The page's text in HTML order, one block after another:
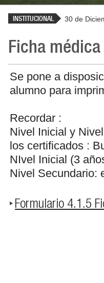
INSTITUCIONAL 30 de
Ficha
Se pone a
alumno para
Recordar :
Nivel Inicial y
los certificados :
NIvel Inicial (3
Nivel Secundario:
Formulario 4.1.5